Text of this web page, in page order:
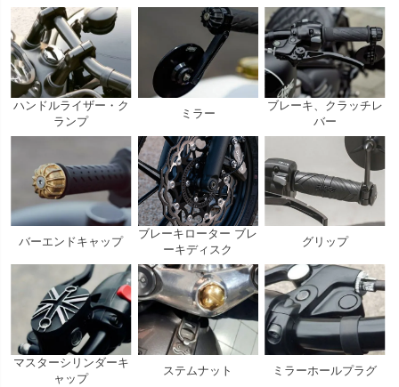
ハンドルライザー・ク
ランプ
ミラー
ブレーキ、クラッチレ
バー
バーエンドキャップ
ブレーキローター ブレ
ーキディスク
グリップ
マスターシリンダーキ
ャップ
ステムナット ミラーホールプラグ